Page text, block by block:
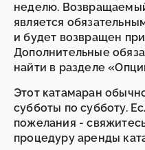
неделю.
является
и будет возвращен
Дополнительные
найти в разделе
Этот катамаран
субботы по субботу.
пожелания -
процедуру аренды